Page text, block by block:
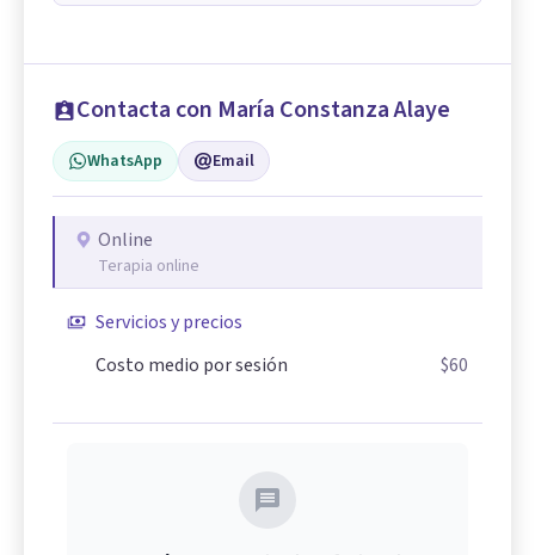
Contacta con María Constanza Alaye
WhatsApp Email
Online
Terapia online
Servicios y precios
Costo medio por sesión
$60